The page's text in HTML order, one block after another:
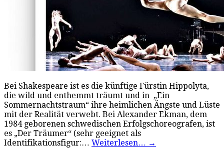
Bei Shakespeare ist es die künftige Fürstin Hippolyta,
die wild und enthemmt träumt und in „Ein
Sommernachtstraum“ ihre heimlichen Ängste und Lüste
mit der Realität verwebt. Bei Alexander Ekman, dem
1984 geborenen schwedischen Erfolgschoreografen, ist
es „Der Träumer“ (sehr geeignet als
Identifikationsfigur:… Weiterlesen… →